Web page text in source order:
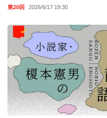
第20回 2026/6/17 19:30